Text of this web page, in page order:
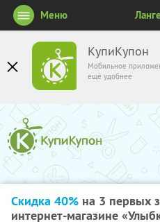
КупиКупон
Мобильное
ещё удобнее
Меню
Скидка 40% на 3 первых
интернет-магазине